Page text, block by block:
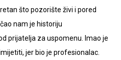
što pozorište živi i pored
nam je historiju
prijatelja za uspomenu. Imao je
jer bio je profesionalac.